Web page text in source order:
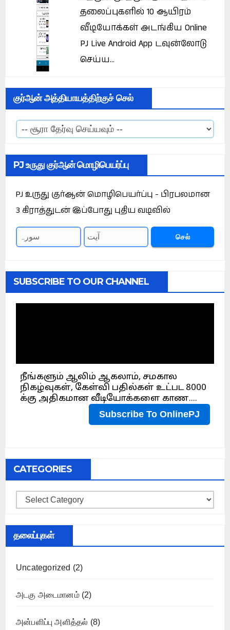
தலைப்புகளில் 10 ஆயிரம்
வீடியோக்கள் அடங்கிய Online
PJ Live Android App டவுன்லோடு
செய்ய...
குர்ஆன் அத்தியாயத்திற்குச் செல்
PJ உருது குர்ஆன் மொழிபெயர்ப்பு
PJ உருது குர்ஆன் மொழிபெயர்ப்பு - பிரபலமான
3 கிராத்துடன் இப்போது புதிய வடிவில்
செல்
SUBSCRIBE TO OUR CHANNEL
CATEGORIES
Categories
தலைப்புகள்
Uncategorized (2)
அடகு அடைமானம்(2)
அன்பளிப்பு அளித்தல் (8)